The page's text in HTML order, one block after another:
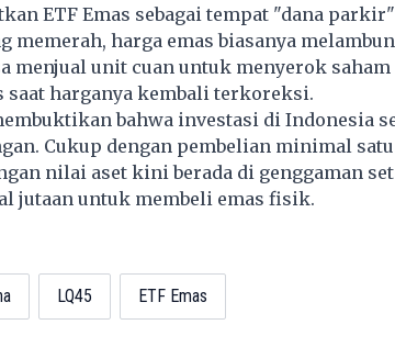
ETF Emas sebagai tempat "dana
memerah, harga emas biasanya
menjual unit cuan untuk menyerok
saat harganya kembali terkoreksi.
bahwa investasi di Indonesia
Cukup dengan pembelian minimal
nilai aset kini berada di genggaman
jutaan untuk membeli emas fisik.
LQ45 ETF Emas